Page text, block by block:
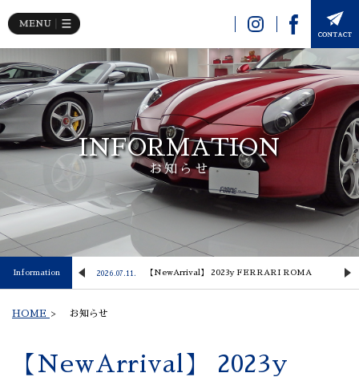
INFORMATION
お知らせ
Information
Lusso 2026.07.11. 【NewArrival】 2023y FERRARI ROMA
HOME > お知らせ
【NewArrival】 2023y